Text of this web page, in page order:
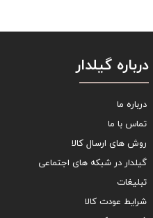
درباره گیلدار
درباره ما
تماس با ما
روش های ارسال کالا
گیلدار در شبکه های اجتماعی
تبلیغات
شرایط عودت کالا